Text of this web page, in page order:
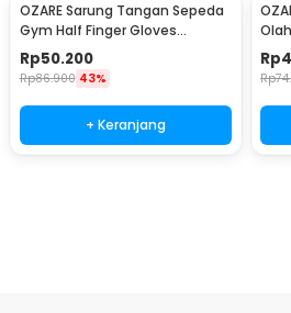
OZARE Sarung Tangan Sepeda
Gym Half Finger Gloves
Breathable L - TS-15
Rp50.200
Rp86.900 43%
+ Keranjang
Rp
Rp